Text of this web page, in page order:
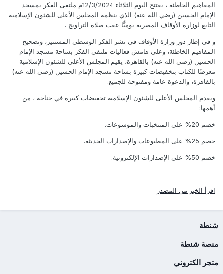
المفاهيم الخاطئة ، يفتتح اليوم الثلاثاء 12/3/2024م ملتقى الفكر بمسجد
الإمام الحسين (رضي الله عنه) الذي ينظمه المجلس الأعلى للشئون الإسلامية
التابع لوزارة الأوقاف المصرية يوميًّا عقب صلاة التراويح .
و في إطار دور وزارة الأوقاف في نشر الفكر الوسطي المستنير، وتصحيح
المفاهيم الخاطئة، وعلى هامش فعاليات ملتقى الفكر بساحة مسجد الإمام
الحسين (رضي الله عنه) بالقاهرة، يقيم المجلس الأعلى للشئون الإسلامية
معرضًا للكتاب بتخفيضات كبيرة بساحة مسجد الإمام الحسين (رضي الله عنه)
بالقاهرة، والدعوة عامة ومفتوحة للجميع.
ويقدم المجلس الأعلى للشئون الإسلامية تخفيضات كبيرة في جناحه ، من
أهمها:
خصم 20% على المنتخبات والموسوعات.
خصم 25% على المطبوعات والإصدارات الحديثة.
خصم 50% على الإصدارات الإلكترونية.
اقرأ الخبر من المصدر
شنطة
منصة شنطة
متجر الكتروني